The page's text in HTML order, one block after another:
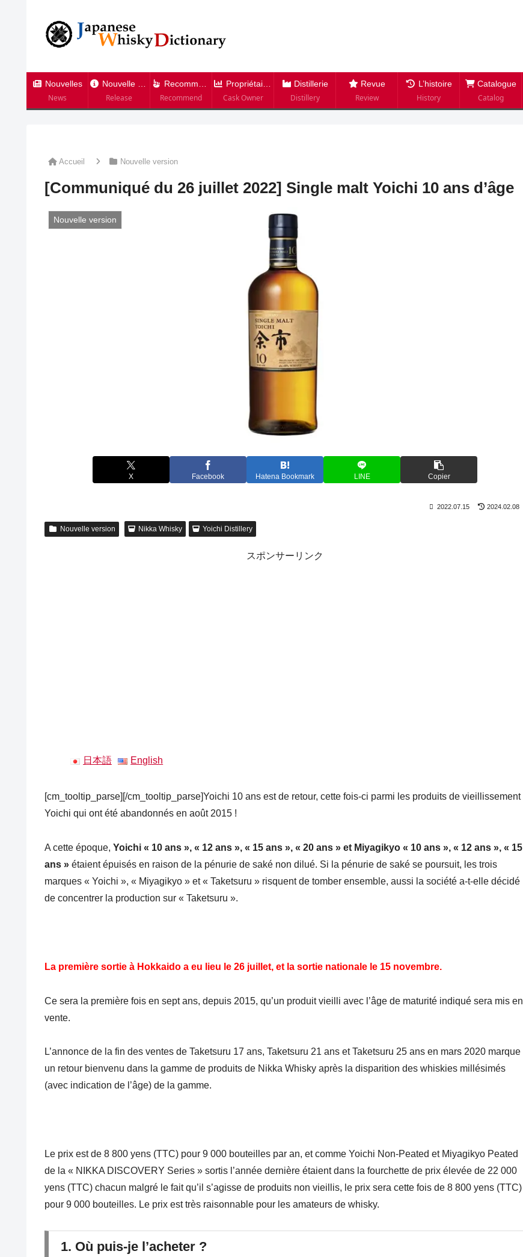
Nouvelles
News
Nouvelle version
Release
Recommandation
Recommend
Propriétaire de tonneau
Cask Owner
Distillerie
Distillery
Revue
Review
L’histoire
History
Catalogue
Catalog
Accueil Nouvelle version
[Communiqué du 26 juillet 2022] Single malt Yoichi 10 ans d’âge
Nouvelle version
X Facebook Hatena Bookmark LINE Copier
2022.07.15 2024.02.08
Nouvelle version Nikka Whisky Yoichi Distillery
スポンサーリンク
日本語 English
[cm_tooltip_parse][/cm_tooltip_parse]Yoichi 10 ans est de retour, cette fois-ci parmi les produits de vieillissement
Yoichi qui ont été abandonnés en août 2015 !
A cette époque, Yoichi « 10 ans », « 12 ans », « 15 ans », « 20 ans » et Miyagikyo « 10 ans », « 12 ans », « 15
ans » étaient épuisés en raison de la pénurie de saké non dilué. Si la pénurie de saké se poursuit, les trois
marques « Yoichi », « Miyagikyo » et « Taketsuru » risquent de tomber ensemble, aussi la société a-t-elle décidé
de concentrer la production sur « Taketsuru ».
La première sortie à Hokkaido a eu lieu le 26 juillet, et la sortie nationale le 15 novembre.
Ce sera la première fois en sept ans, depuis 2015, qu’un produit vieilli avec l’âge de maturité indiqué sera mis en
vente.
L’annonce de la fin des ventes de Taketsuru 17 ans, Taketsuru 21 ans et Taketsuru 25 ans en mars 2020 marque
un retour bienvenu dans la gamme de produits de Nikka Whisky après la disparition des whiskies millésimés
(avec indication de l’âge) de la gamme.
Le prix est de 8 800 yens (TTC) pour 9 000 bouteilles par an, et comme Yoichi Non-Peated et Miyagikyo Peated
de la « NIKKA DISCOVERY Series » sortis l’année dernière étaient dans la fourchette de prix élevée de 22 000
yens (TTC) chacun malgré le fait qu’il s’agisse de produits non vieillis, le prix sera cette fois de 8 800 yens (TTC)
pour 9 000 bouteilles. Le prix est très raisonnable pour les amateurs de whisky.
1. Où puis-je l’acheter ?